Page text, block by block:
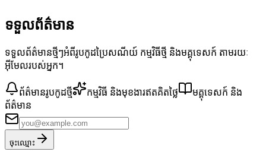
ទទួលព័ត៌មាន
ទទួលព័ត៌មានថ្មីៗអំពីរូបកូដប្រៃសណីយ៍ កម្មវិធីថ្មី និងមគ្គុទេសក៍ តាមរយៈ
អ៊ីមែលរបស់អ្នក។
ព័ត៌មានរូបកូដថ្មី កម្មវិធី និងមុខងារឥតគិតថ្លៃ
មគ្គុទេសក៍ និង
ព័ត៌មាន
ចុះឈ្មោះ